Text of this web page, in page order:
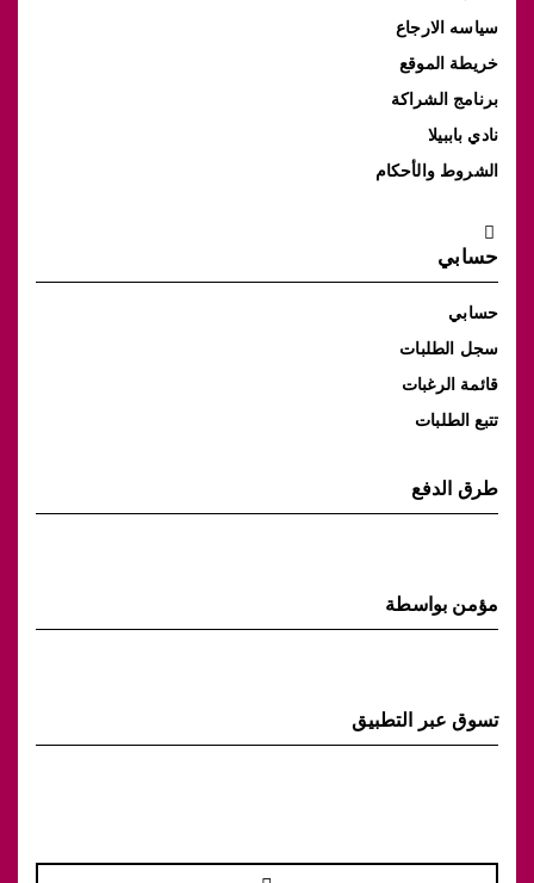
سياسه الارجاع
خريطة الموقع
برنامج الشراكة
نادي باببيلا
الشروط والأحكام
حسابي
حسابي
سجل الطلبات
قائمة الرغبات
تتبع الطلبات
طرق الدفع
مؤمن بواسطة
تسوق عبر التطبيق